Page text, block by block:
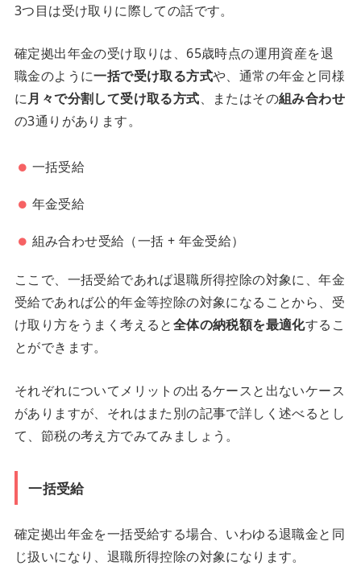
3つ目は受け取りに際しての話です。
確定拠出年金の受け取りは、65歳時点の運用資産を退
職金のように一括で受け取る方式や、通常の年金と同様
に月々で分割して受け取る方式、またはその組み合わせ
の3通りがあります。
一括受給
年金受給
組み合わせ受給（一括 + 年金受給）
ここで、一括受給であれば退職所得控除の対象に、年金
受給であれば公的年金等控除の対象になることから、受
け取り方をうまく考えると全体の納税額を最適化するこ
とができます。
それぞれについてメリットの出るケースと出ないケース
がありますが、それはまた別の記事で詳しく述べるとし
て、節税の考え方でみてみましょう。
一括受給
確定拠出年金を一括受給する場合、いわゆる退職金と同
じ扱いになり、退職所得控除の対象になります。